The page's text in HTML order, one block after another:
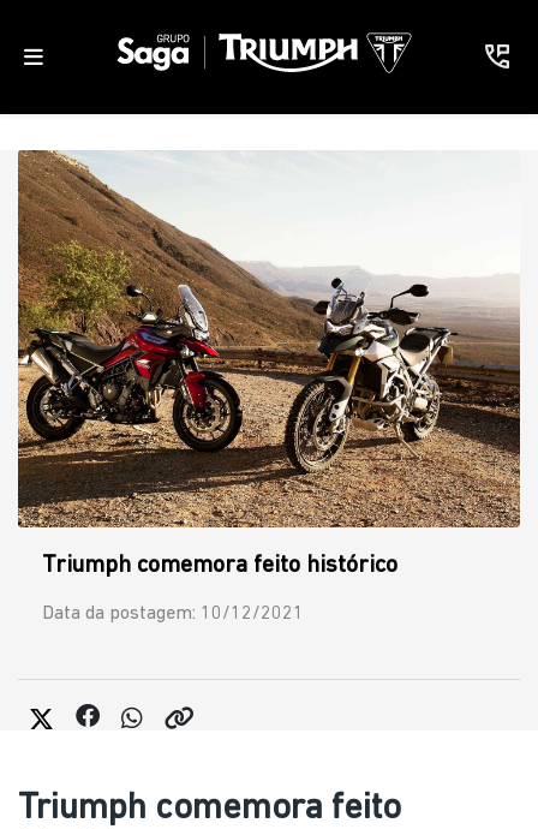
Triumph comemora feito histórico
Data da postagem: 10/12/2021
Triumph comemora feito